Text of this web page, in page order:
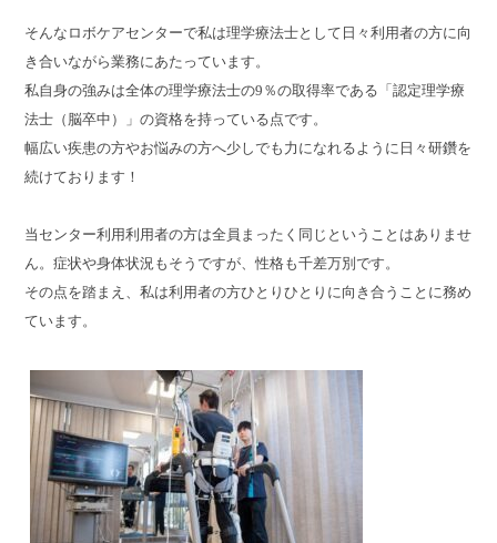
そんなロボケアセンターで私は理学療法士として日々利用者の方に向
き合いながら業務にあたっています。
私自身の強みは全体の理学療法士の9％の取得率である「認定理学療
法士（脳卒中）」の資格を持っている点です。
幅広い疾患の方やお悩みの方へ少しでも力になれるように日々研鑽を
続けております！
当センター利用利用者の方は全員まったく同じということはありませ
ん。症状や身体状況もそうですが、性格も千差万別です。
その点を踏まえ、私は利用者の方ひとりひとりに向き合うことに務め
ています。